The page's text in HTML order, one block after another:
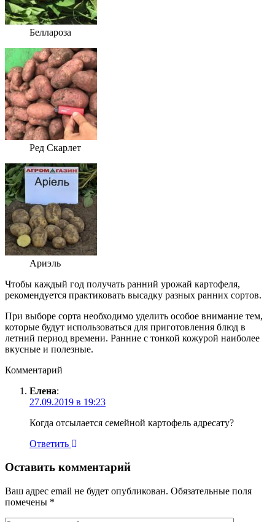
Беллароза
Ред Скарлет
Ариэль
Чтобы каждый год получать ранний урожай картофеля,
рекомендуется практиковать высадку разных ранних сортов.
При выборе сорта необходимо уделить особое внимание тем,
которые будут использоваться для приготовления блюд в
летний период времени. Ранние с тонкой кожурой наиболее
вкусные и полезные.
Комментарий
Елена:
27.09.2019 в 19:23
Когда отсылается семейной картофель адресату?
Ответить
Оставить комментарий
Ваш адрес email не будет опубликован. Обязательные поля
помечены *